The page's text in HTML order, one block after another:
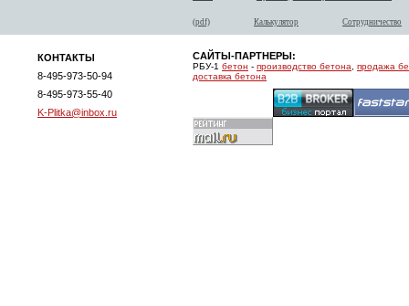
(pdf) Калькулятор Сотрудничество
КОНТАКТЫ
8-495-973-50-94
8-495-973-55-40
K-Plitka@inbox.ru
САЙТЫ-ПАРТНЕРЫ:
РБУ-1 бетон - производство бетона
продажа
доставка бетона